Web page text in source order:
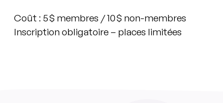
Coût : 5 $ membres / 10 $ non-membres
Inscription obligatoire – places limitées